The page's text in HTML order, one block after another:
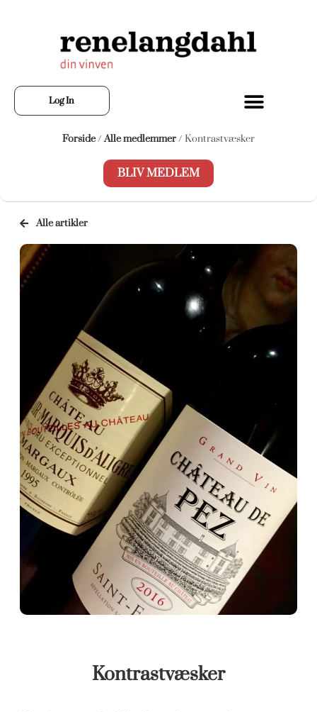
Log In
Forside/Alle medlemmer/ Kontrastvæsker
BLIV MEDLEM
Alle artikler
Kontrastvæsker